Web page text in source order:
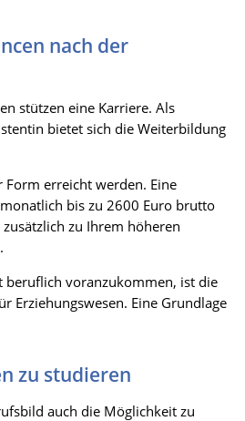
nach der
stützen eine Karriere. Als
bietet sich die Weiterbildung
erreicht werden. Eine
bis zu 2600 Euro brutto
zu Ihrem höheren
beruflich voranzukommen, ist die
Erziehungswesen. Eine Grundlage
zu studieren
auch die Möglichkeit zu